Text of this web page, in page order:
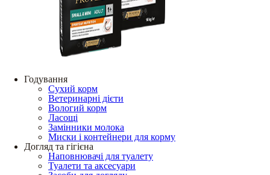
Годування
Сухий корм
Ветеринарні дієти
Вологий корм
Ласощі
Замінники молока
Миски і контейнери для корму
Догляд та гігієна
Наповнювачі для туалету
Туалети та аксесуари